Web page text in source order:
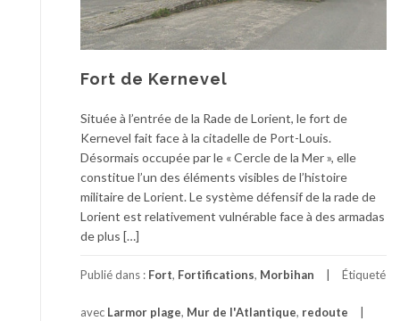
Fort de Kernevel
Située à l’entrée de la Rade de Lorient, le fort de
Kernevel fait face à la citadelle de Port-Louis.
Désormais occupée par le « Cercle de la Mer », elle
constitue l’un des éléments visibles de l’histoire
militaire de Lorient. Le système défensif de la rade de
Lorient est relativement vulnérable face à des armadas
de plus […]
Publié dans : Fort, Fortifications, Morbihan Étiqueté
avec Larmor plage, Mur de l'Atlantique, redoute